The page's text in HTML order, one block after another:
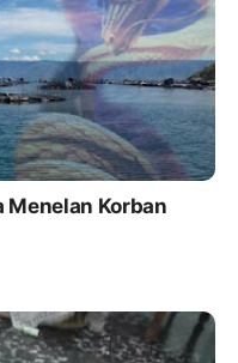
Menelan Korban